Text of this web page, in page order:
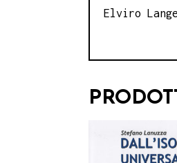
Elviro